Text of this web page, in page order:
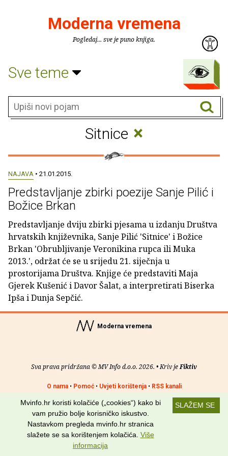
Moderna vremena
Pogledaj... sve je puno knjiga.
Sve teme
Sitnice ×
NAJAVA • 21.01.2015.
Predstavljanje zbirki poezije Sanje Pilić i
Božice Brkan
Predstavljanje dviju zbirki pjesama u izdanju Društva
hrvatskih književnika, Sanje Pilić 'Sitnice' i Božice
Brkan 'Obrubljivanje Veronikina rupca ili Muka
2013.', održat će se u srijedu 21. siječnja u
prostorijama Društva. Knjige će predstaviti Maja
Gjerek Kušenić i Davor Šalat, a interpretirati Biserka
Ipša i Dunja Sepčić.
Moderna vremena
Sva prava pridržana © MV Info d.o.o. 2026. • Kriv jeFiktiv
O nama• Pomoć• Uvjeti korištenja• RSS kanali
Potraži nas na: SLAŽEM SE
Mvinfo.hr koristi kolačiće („cookies“) kako bi
vam pružio bolje korisničko iskustvo.
Nastavkom pregleda mvinfo.hr stranica
slažete se sa korištenjem kolačića. Više
informacija